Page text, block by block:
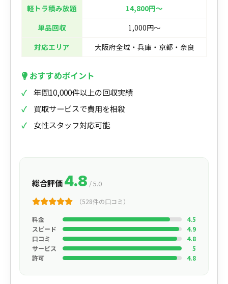
軽トラ積み放題
14,800円〜
単品回収
1,000円〜
対応エリア
大阪府全域・兵庫・京都・奈良
おすすめポイント
年間10,000件以上の回収実績
買取サービスで費用を相殺
女性スタッフ対応可能
総合評価4.8 / 5.0
（528件の口コミ）
料金
4.5
スピード
4.9
口コミ
4.8
サービス
5
許可
4.8